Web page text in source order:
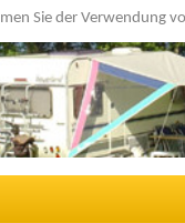
Sie der Verwendung